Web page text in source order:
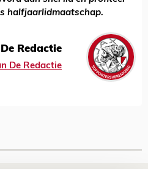
halfjaarlidmaatschap.
De Redactie
De Redactie